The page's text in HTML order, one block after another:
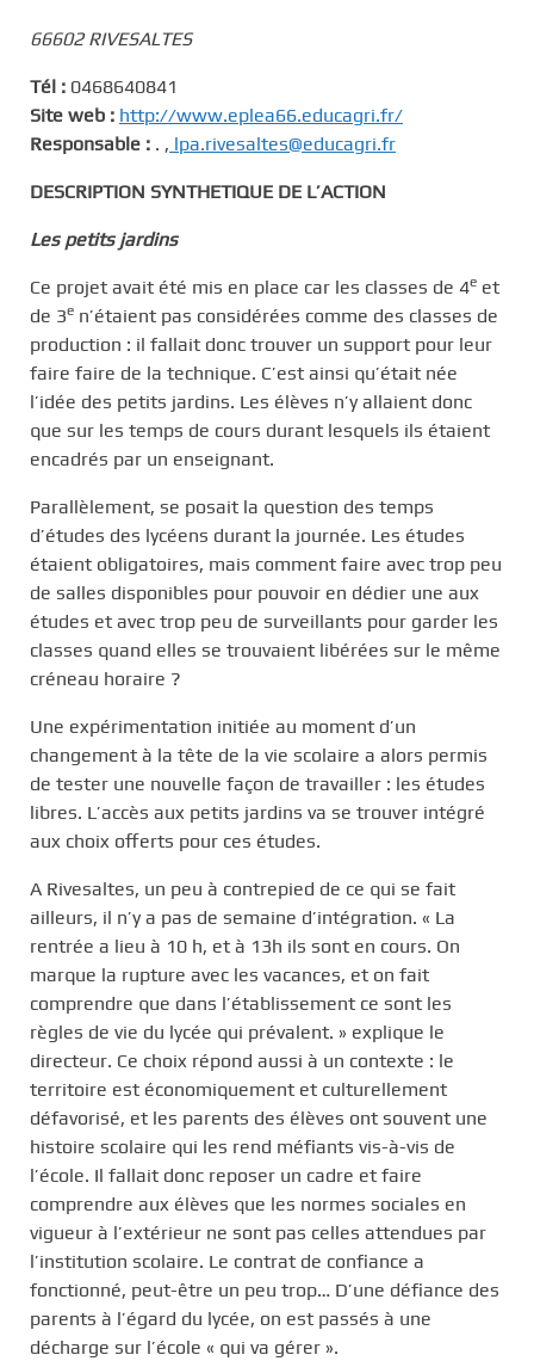
66602 RIVESALTES
Tél : 0468640841
Site web : http://www.eplea66.educagri.fr/
Responsable : . , lpa.rivesaltes@educagri.fr
DESCRIPTION SYNTHETIQUE DE L’ACTION
Les petits jardins
Ce projet avait été mis en place car les classes de 4e et
de 3e n’étaient pas considérées comme des classes de
production : il fallait donc trouver un support pour leur
faire faire de la technique. C’est ainsi qu’était née
l’idée des petits jardins. Les élèves n’y allaient donc
que sur les temps de cours durant lesquels ils étaient
encadrés par un enseignant.
Parallèlement, se posait la question des temps
d’études des lycéens durant la journée. Les études
étaient obligatoires, mais comment faire avec trop peu
de salles disponibles pour pouvoir en dédier une aux
études et avec trop peu de surveillants pour garder les
classes quand elles se trouvaient libérées sur le même
créneau horaire ?
Une expérimentation initiée au moment d’un
changement à la tête de la vie scolaire a alors permis
de tester une nouvelle façon de travailler : les études
libres. L’accès aux petits jardins va se trouver intégré
aux choix offerts pour ces études.
A Rivesaltes, un peu à contrepied de ce qui se fait
ailleurs, il n’y a pas de semaine d’intégration. « La
rentrée a lieu à 10 h, et à 13h ils sont en cours. On
marque la rupture avec les vacances, et on fait
comprendre que dans l’établissement ce sont les
règles de vie du lycée qui prévalent. » explique le
directeur. Ce choix répond aussi à un contexte : le
territoire est économiquement et culturellement
défavorisé, et les parents des élèves ont souvent une
histoire scolaire qui les rend méfiants vis-à-vis de
l’école. Il fallait donc reposer un cadre et faire
comprendre aux élèves que les normes sociales en
vigueur à l’extérieur ne sont pas celles attendues par
l’institution scolaire. Le contrat de confiance a
fonctionné, peut-être un peu trop… D’une défiance des
parents à l’égard du lycée, on est passés à une
décharge sur l’école « qui va gérer ».